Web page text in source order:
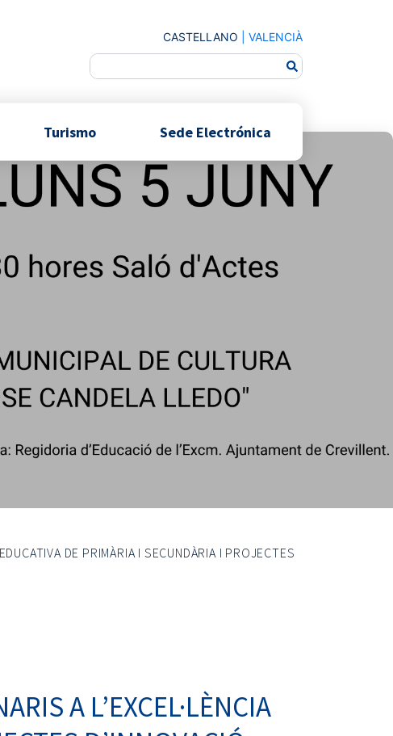
CASTELLANO VALENCIÀ
Turismo Sede Electrónica
DE PRIMÀRIA I SECUNDÀRIA I PROJECTES
A L’EXCEL·LÈNCIA